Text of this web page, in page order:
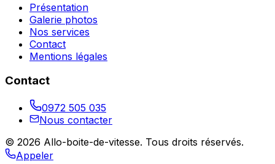
Présentation
Galerie photos
Nos services
Contact
Mentions légales
Contact
0972 505 035
Nous contacter
© 2026 Allo-boite-de-vitesse. Tous droits réservés.
Appeler